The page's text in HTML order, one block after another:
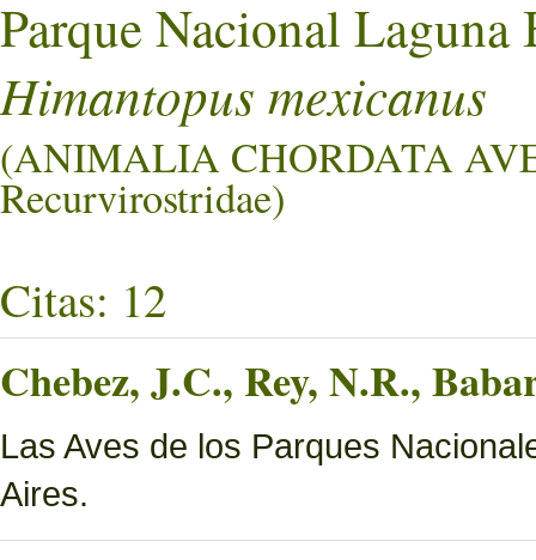
Parque Nacional Laguna
Himantopus mexicanus
(ANIMALIA CHORDATA
Recurvirostridae)
Citas: 12
Chebez, J.C., Rey, N.R.,
Las Aves de los Parques
Aires.